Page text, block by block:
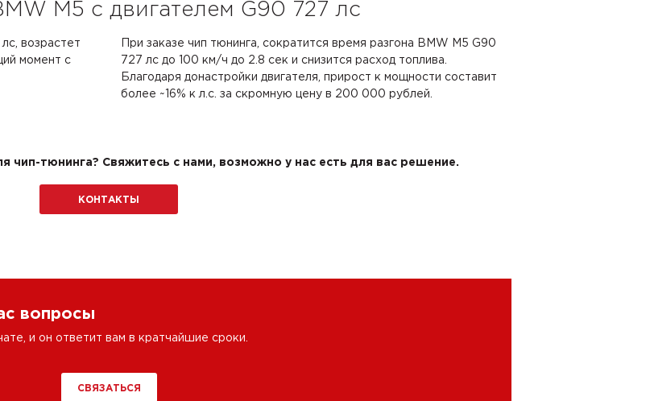
M5 с двигателем G90 727 лс
возрастет
момент с
При заказе чип тюнинга, сократится время разгона BMW M5 G90
727 лс до 100 км/ч до 2.8 сек и снизится расход топлива.
Благодаря донастройки двигателя, прирост к мощности составит
более ~16% к л.с. за скромную цену в 200 000 рублей.
чип-тюнинга? Свяжитесь с нами, возможно у нас есть для вас решение.
КОНТАКТЫ
вопросы
и он ответит вам в кратчайшие сроки.
СВЯЗАТЬСЯ